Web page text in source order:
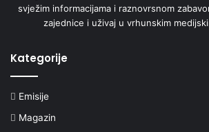
svježim informacijama i raznovrsnom
zajednice i uživaj u vrhunskim
Kategorije
Emisije
Magazin